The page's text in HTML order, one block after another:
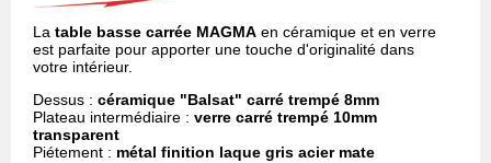
La table basse carrée MAGMA en céramique et en verre
est parfaite pour apporter une touche d'originalité dans
votre intérieur.
Dessus : céramique "Balsat" carré trempé 8mm
Plateau intermédiaire : verre carré trempé 10mm
transparent
Piétement : métal finition laque gris acier mate